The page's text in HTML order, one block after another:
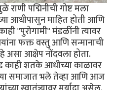
पद्मिनीची गोष्ट मला
आधीपासुन माहित होती आणि
"पुरोगामी" मंडळींनी त्यावर
फक्त वस्तु आणि सन्मानाची
आक्षेप नोंदवला होता.
शतके आधीच्या काळावर
समाजात भले तेव्हा आणि आज